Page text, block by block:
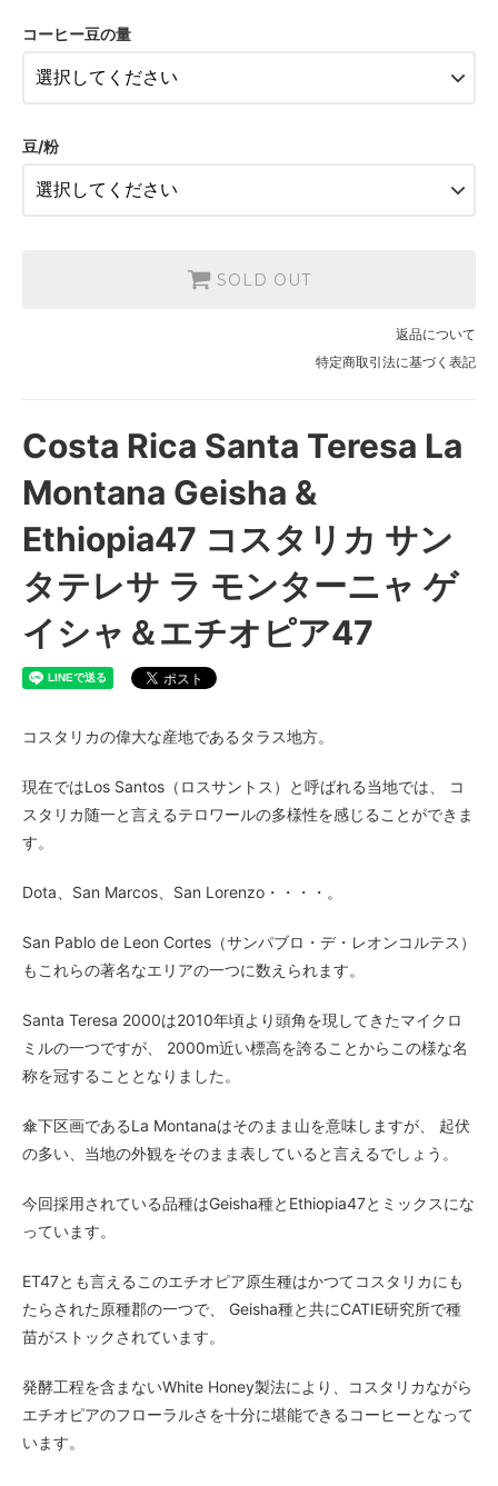
5,700円(税422円)
2,900円(税215円)
200g
5,700円(税422円)
100g
2,900円(税215円)
200g
コーヒー豆の量
豆/粉
SOLD OUT
返品について
特定商取引法に基づく表記
Costa Rica Santa Teresa La
Montana Geisha &
Ethiopia47 コスタリカ サン
タテレサ ラ モンターニャ ゲ
イシャ＆エチオピア47
コスタリカの偉大な産地であるタラス地方。
現在ではLos Santos（ロスサントス）と呼ばれる当地では、 コ
スタリカ随一と言えるテロワールの多様性を感じることができま
す。
Dota、San Marcos、San Lorenzo・・・・。
San Pablo de Leon Cortes（サンパブロ・デ・レオンコルテス）
もこれらの著名なエリアの一つに数えられます。
Santa Teresa 2000は2010年頃より頭角を現してきたマイクロ
ミルの一つですが、 2000m近い標高を誇ることからこの様な名
称を冠することとなりました。
傘下区画であるLa Montanaはそのまま山を意味しますが、 起伏
の多い、当地の外観をそのまま表していると言えるでしょう。
今回採用されている品種はGeisha種とEthiopia47とミックスにな
っています。
ET47とも言えるこのエチオピア原生種はかつてコスタリカにも
たらされた原種郡の一つで、 Geisha種と共にCATIE研究所で種
苗がストックされています。
発酵工程を含まないWhite Honey製法により、コスタリカながら
エチオピアのフローラルさを十分に堪能できるコーヒーとなって
います。